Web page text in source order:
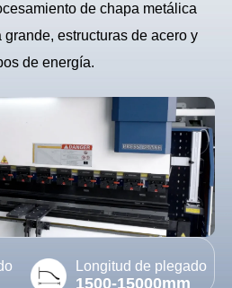
de chapa metálica
estructuras de acero y
de energía.
Longitud de plegado
1500-15000mm